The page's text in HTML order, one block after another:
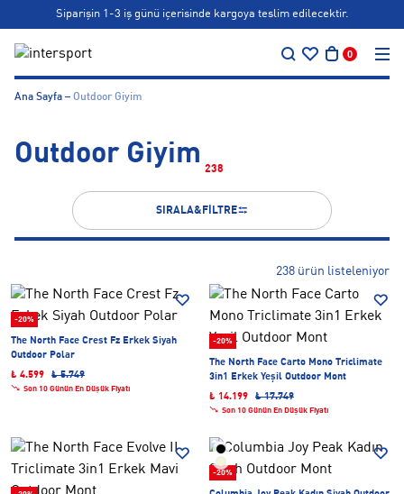
Siparişin 1-3 iş günü içerisinde kargoya teslim edilecektir.
Bonus kartlara özel vade farksız taksit seçenekleri!
0
Ana Sayfa Outdoor Giyim
Outdoor Giyim 238
SIRALA&FİLTRE
238 ürün listeleniyor
-20%
The North Face Crest Fz Erkek Siyah
Outdoor Polar
₺ 4.599
₺ 5.749
Son 10 Günün En Düşük Fiyatı
-20%
The North Face Carto Mono Triclimate
3in1 Erkek Yeşil Outdoor Mont
₺ 14.199
₺ 17.749
Son 10 Günün En Düşük Fiyatı
-20%